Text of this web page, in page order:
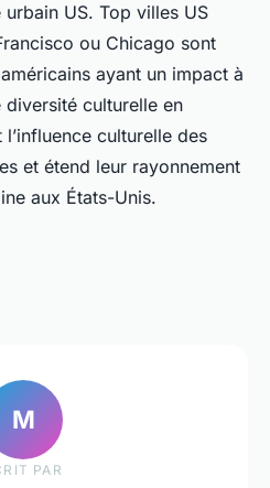
US. Top villes US
ou Chicago sont
ayant un impact à
diversité culturelle en
culturelle des
et étend leur rayonnement
aux États-Unis.
M
PAR